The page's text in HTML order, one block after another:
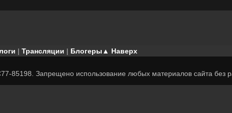
▲ Наверх
| Трансляции | Блогеры
85198. Запрещено использование любых материалов сайта без